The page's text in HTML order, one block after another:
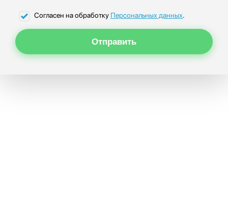
Согласен на обработку Персональных данных.
Отправить